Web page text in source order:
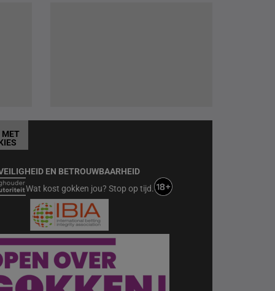
EN BETROUWBAARHEID
Wat kost gokken jou? Stop op tijd.